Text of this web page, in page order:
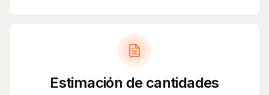
Estimación de cantidades